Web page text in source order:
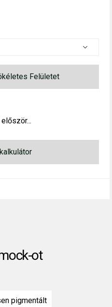
Felületet
ot
pigmentált